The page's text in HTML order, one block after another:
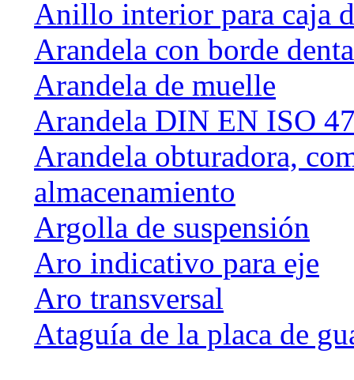
Anillo interior para caja
Arandela con borde
Arandela de muelle
Arandela DIN EN ISO
Arandela obturadora,
almacenamiento
Argolla de suspensión
Aro indicativo para eje
Aro transversal
Ataguía de la placa de